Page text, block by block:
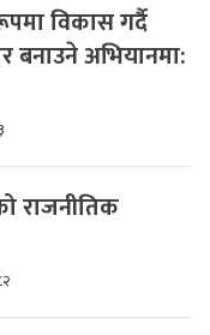
विकास गर्दै
अभियानमा:
राजनीतिक